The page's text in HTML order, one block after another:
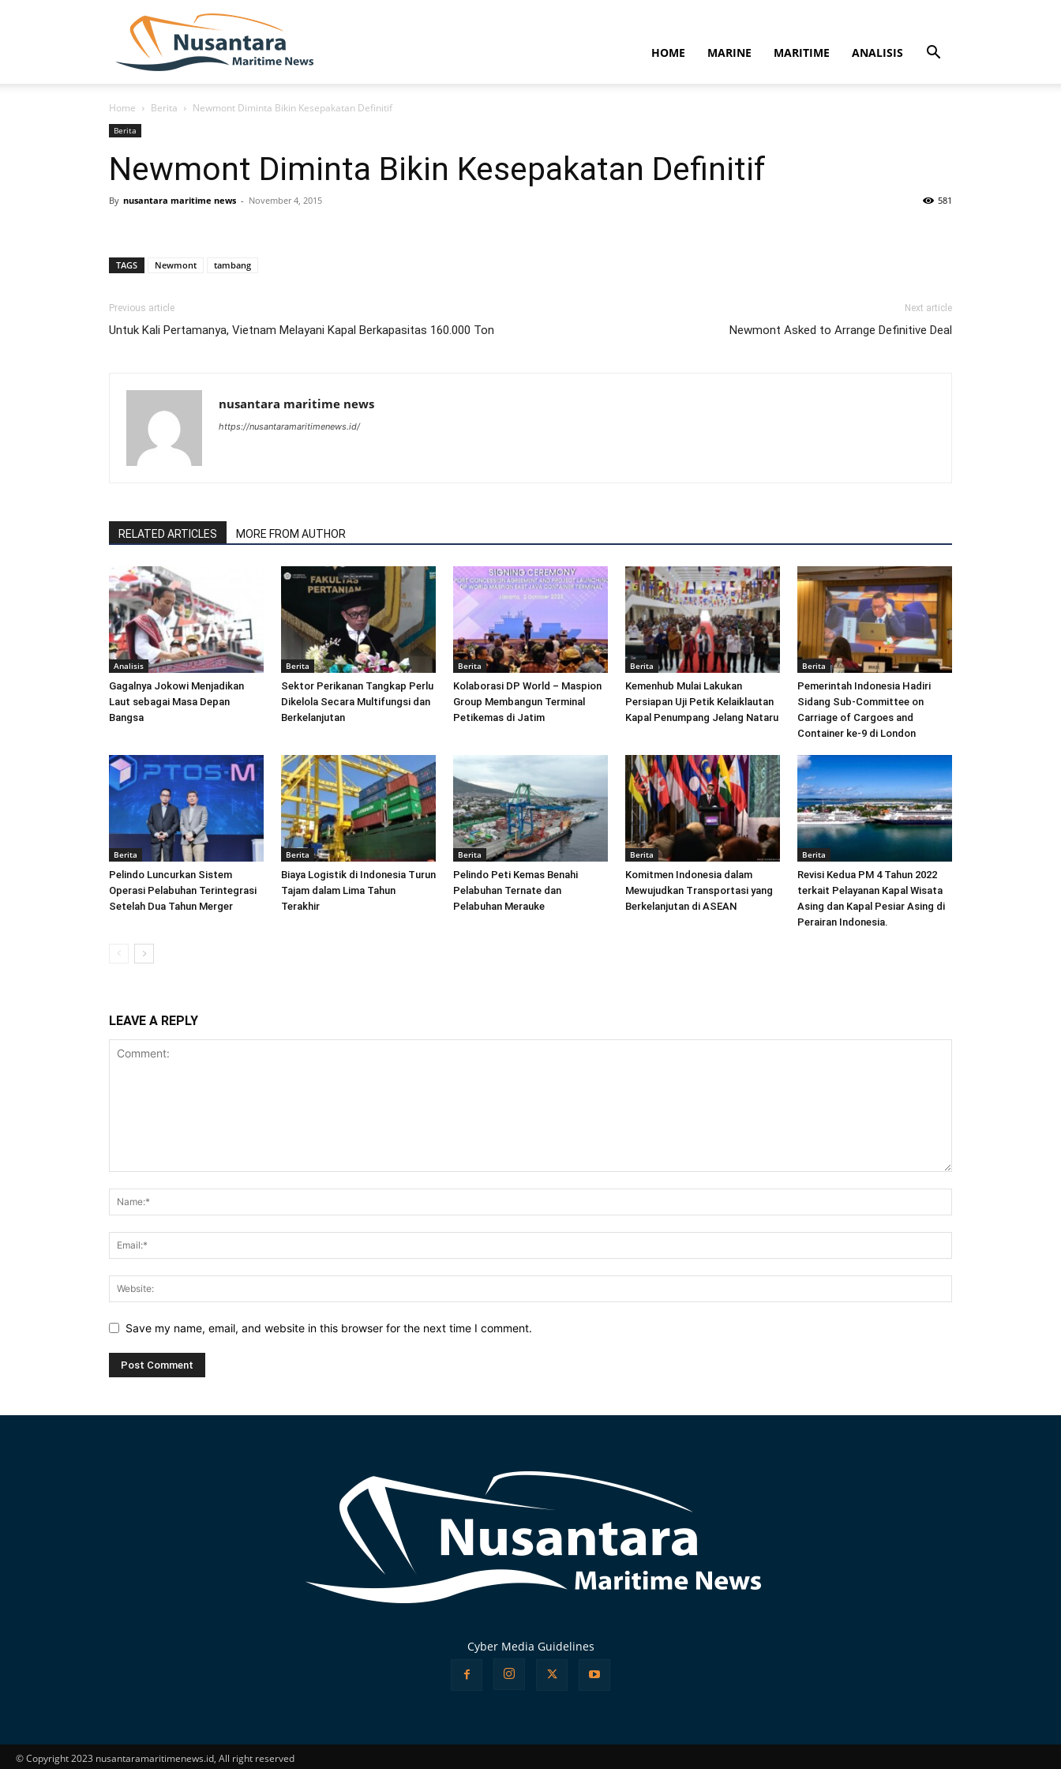
HOME MARINE MARITIME ANALISIS
Home Berita Newmont Diminta Bikin Kesepakatan Definitif
Berita
Newmont Diminta Bikin Kesepakatan Definitif
By nusantara maritime news - November 4, 2015 581
TAGS Newmont tambang
Previous article
Untuk Kali Pertamanya, Vietnam Melayani Kapal Berkapasitas 160.000 Ton
Next article
Newmont Asked to Arrange Definitive Deal
nusantara maritime news
https://nusantaramaritimenews.id/
RELATED ARTICLES MORE FROM AUTHOR
Analisis
Gagalnya Jokowi Menjadikan
Laut sebagai Masa Depan
Bangsa
Berita
Sektor Perikanan Tangkap Perlu
Dikelola Secara Multifungsi dan
Berkelanjutan
Berita
Kolaborasi DP World – Maspion
Group Membangun Terminal
Petikemas di Jatim
Berita
Kemenhub Mulai Lakukan
Persiapan Uji Petik Kelaiklautan
Kapal Penumpang Jelang Nataru
Berita
Pemerintah Indonesia Hadiri
Sidang Sub-Committee on
Carriage of Cargoes and
Container ke-9 di London
Berita
Pelindo Luncurkan Sistem
Operasi Pelabuhan Terintegrasi
Setelah Dua Tahun Merger
Berita
Biaya Logistik di Indonesia Turun
Tajam dalam Lima Tahun
Terakhir
Berita
Pelindo Peti Kemas Benahi
Pelabuhan Ternate dan
Pelabuhan Merauke
Berita
Komitmen Indonesia dalam
Mewujudkan Transportasi yang
Berkelanjutan di ASEAN
Berita
Revisi Kedua PM 4 Tahun 2022
terkait Pelayanan Kapal Wisata
Asing dan Kapal Pesiar Asing di
Perairan Indonesia.
LEAVE A REPLY
Save my name, email, and website in this browser for the next time I comment.
Cyber Media Guidelines
© Copyright 2023 nusantaramaritimenews.id, All right reserved